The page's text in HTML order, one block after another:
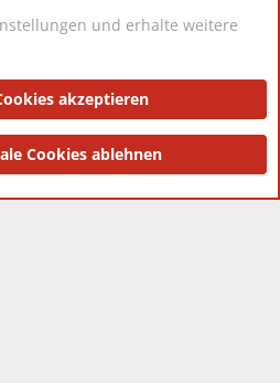
Impressum
® © 2010-2025 XenForo Ltd.
und erhalte weitere
akzeptieren
Cookies ablehnen